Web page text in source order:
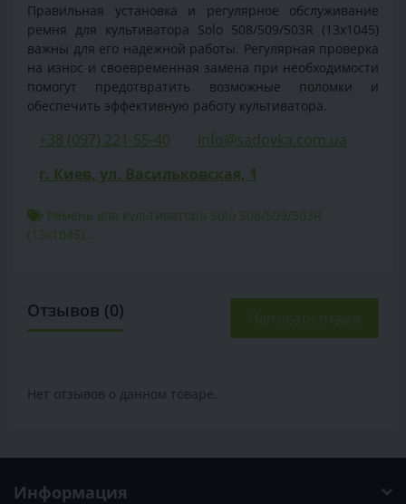
Правильная установка и регулярное обслуживание
ремня для культиватора Solo 508/509/503R (13x1045)
важны для его надежной работы. Регулярная проверка
на износ и своевременная замена при необходимости
помогут предотвратить возможные поломки и
обеспечить эффективную работу культиватора.
+38 (097) 221-55-40
info@sadovka.com.ua
г. Киев, ул. Васильковская, 1
Ремень для культиватора Solo 508/509/503R
(13x1045), ,
Отзывов (0) Написать отзыв
Нет отзывов о данном товаре.
Информация